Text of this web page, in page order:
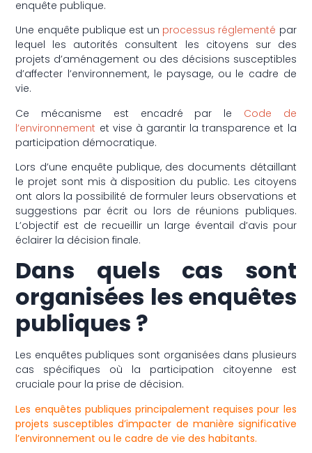
enquête publique.
Une enquête publique est un processus réglementé par
lequel les autorités consultent les citoyens sur des
projets d’aménagement ou des décisions susceptibles
d’affecter l’environnement, le paysage, ou le cadre de
vie.
Ce mécanisme est encadré par le Code de
l’environnement et vise à garantir la transparence et la
participation démocratique.
Lors d’une enquête publique, des documents détaillant
le projet sont mis à disposition du public. Les citoyens
ont alors la possibilité de formuler leurs observations et
suggestions par écrit ou lors de réunions publiques.
L’objectif est de recueillir un large éventail d’avis pour
éclairer la décision finale.
Dans quels cas sont
organisées les enquêtes
publiques ?
Les enquêtes publiques sont organisées dans plusieurs
cas spécifiques où la participation citoyenne est
cruciale pour la prise de décision.
Les enquêtes publiques principalement requises pour les
projets susceptibles d’impacter de manière significative
l’environnement ou le cadre de vie des habitants.